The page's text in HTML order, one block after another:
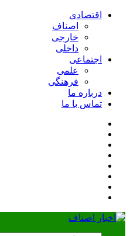
اقتصادی
اصناف
خارجی
داخلی
اجتماعی
علمی
فرهنگی
درباره ما
تماس با ما